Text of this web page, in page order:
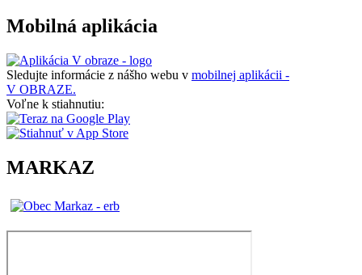
Mobilná aplikácia
Sledujte informácie z nášho webu v mobilnej aplikácii -
V OBRAZE.
Voľne k stiahnutiu:
MARKAZ